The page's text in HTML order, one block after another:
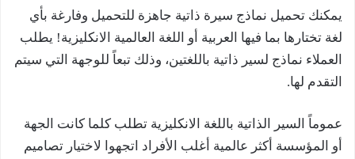
يمكنك تحميل نماذج سيرة ذاتية جاهزة للتحميل وفارغة بأي
لغة تختارها بما فيها العربية أو اللغة العالمية الانكليزية! يطلب
العملاء نماذج لسير ذاتية باللغتين، وذلك تبعاً للوجهة التي سيتم
التقدم لها.
عموماً السير الذاتية باللغة الانكليزية تطلب كلما كانت الجهة
أو المؤسسة أكثر عالمية أغلب الأفراد اتجهوا لاختيار تصاميم